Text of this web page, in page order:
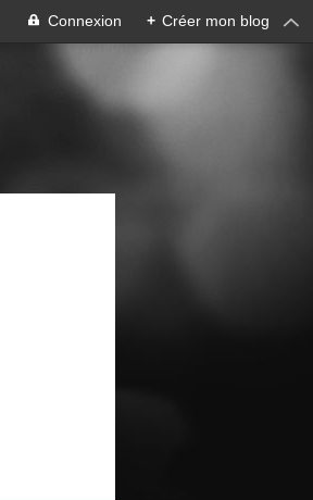
Connexion + Créer mon blog